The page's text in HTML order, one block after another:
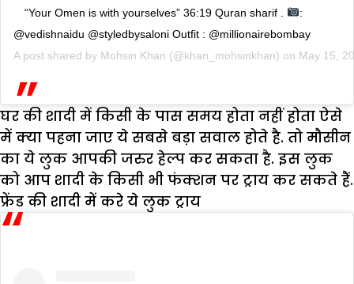
“Your Omen is with yourselves” 36:19 Quran sharif .
:
@vedishnaidu @styledbysaloni Outfit : @millionairebombay
A post shared by Mohsin Khan (@khan_mohsinkhan) on May 15,
घर की शादी में किसी के पास समय होता नहीं होता ऐसे
में क्या पहना जाए ये सबसे बड़ा सवाल होते है. तो मौसीन
का ये लुक आपकी जरुर हेल्प कर सकता है. इस लुक
को आप शादी के किसी भी फंक्शन पर ट्राय कर सकते हैं.
फ्रेंड की शादी में करे ये लुक ट्राय